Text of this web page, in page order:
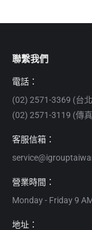
聯繫我們
電話：
(02) 2571-3369 (台
(02) 2571-3119 (傳
客服信箱：
營業時間：
Monday - Friday 9
地址：